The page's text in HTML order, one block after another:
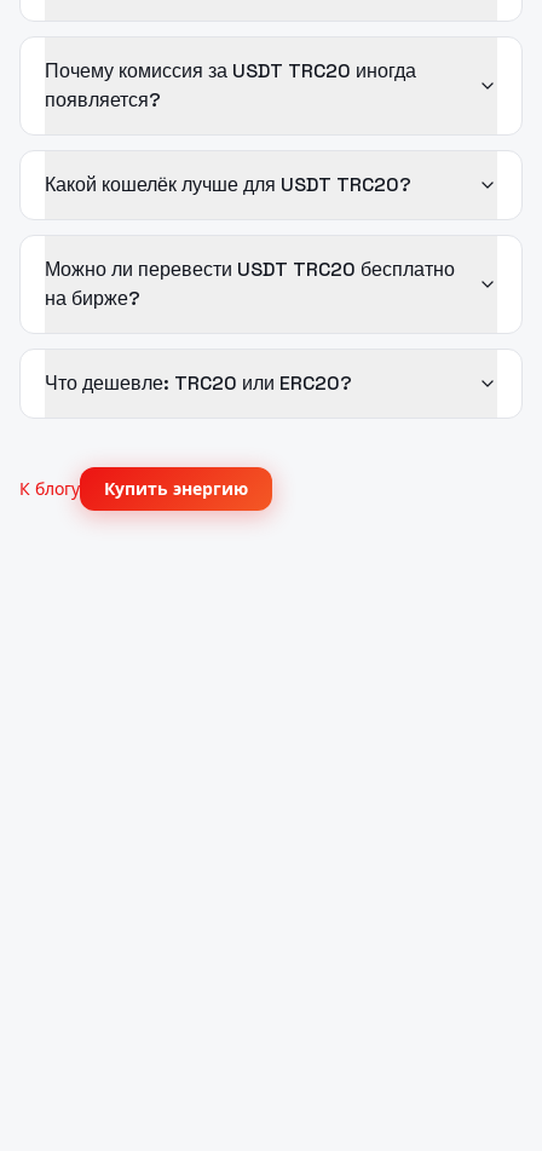
Почему комиссия за USDT TRC20 иногда
появляется?
Какой кошелёк лучше для USDT TRC20?
Можно ли перевести USDT TRC20 бесплатно
на бирже?
Что дешевле: TRC20 или ERC20?
К блогу Купить энергию